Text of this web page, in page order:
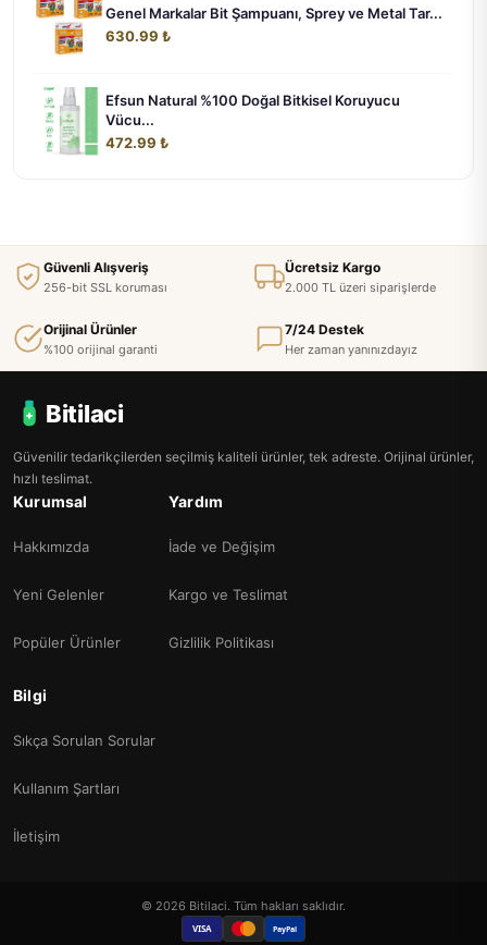
Genel Markalar Bit Şampuanı, Sprey ve Metal Tar...
630.99 ₺
Efsun Natural %100 Doğal Bitkisel Koruyucu
Vücu...
472.99 ₺
Güvenli Alışveriş
256-bit SSL koruması
Ücretsiz Kargo
2.000 TL üzeri siparişlerde
Orijinal Ürünler
%100 orijinal garanti
7/24 Destek
Her zaman yanınızdayız
Bitilaci
Güvenilir tedarikçilerden seçilmiş kaliteli ürünler, tek adreste. Orijinal ürünler,
hızlı teslimat.
Kurumsal
Hakkımızda
Yeni Gelenler
Popüler Ürünler
Yardım
İade ve Değişim
Kargo ve Teslimat
Gizlilik Politikası
Bilgi
Sıkça Sorulan Sorular
Kullanım Şartları
İletişim
© 2026 Bitilaci. Tüm hakları saklıdır.
VISA PayPal